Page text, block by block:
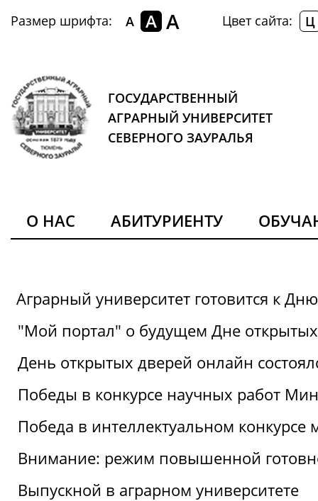
Размер шрифта: A A A Цвет сайта: Ц
ГОСУДАРСТВЕННЫЙ
АГРАРНЫЙ УНИВЕРСИТЕТ
СЕВЕРНОГО ЗАУРАЛЬЯ
О НАС АБИТУРИЕНТУ
Аграрный университет готовится к
"Мой портал" о будущем Дне
День открытых дверей онлайн
Победы в конкурсе научных работ
Победа в интеллектуальном конкурсе
Внимание: режим повышенной
Выпускной в аграрном университете